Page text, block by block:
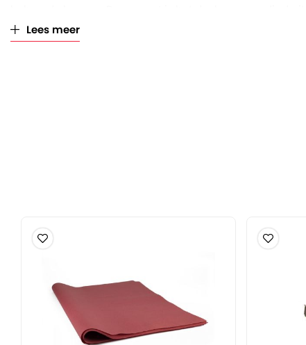
papiervezels. Zo is het papier naast mooi, ook duurzaam
Vanzelfsprekend is dit papier na gebruik op zichzelf weer
Lees meer